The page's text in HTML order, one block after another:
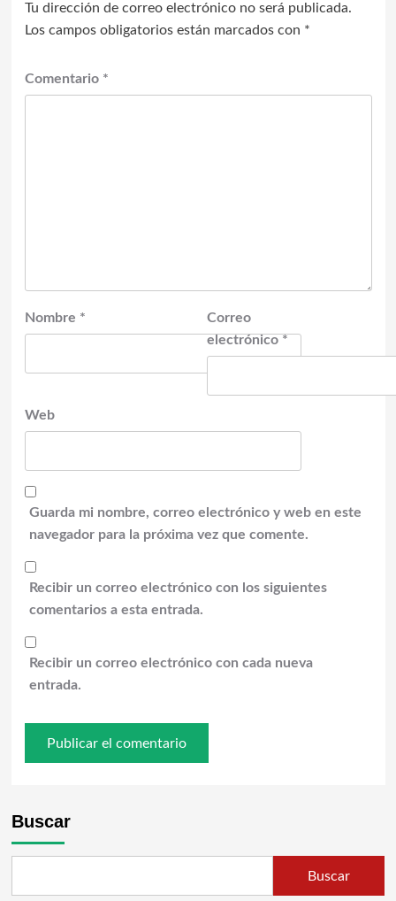
Tu dirección de correo electrónico no será publicada.
Los campos obligatorios están marcados con *
Comentario *
Nombre *
Correo
electrónico *
Web
Guarda mi nombre, correo electrónico y web en este
navegador para la próxima vez que comente.
Recibir un correo electrónico con los siguientes
comentarios a esta entrada.
Recibir un correo electrónico con cada nueva
entrada.
Buscar
Buscar